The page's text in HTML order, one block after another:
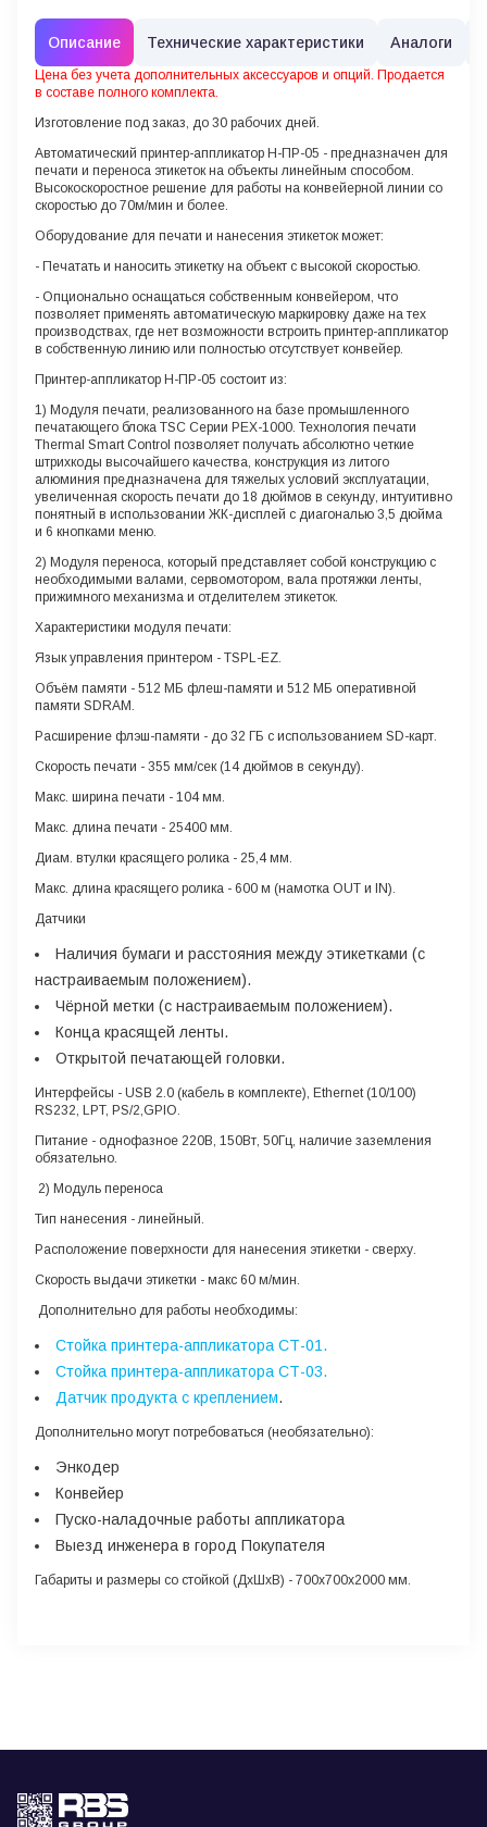
Описание Технические характеристики Аналоги
Цена без учета дополнительных аксессуаров и опций. Продается
в составе полного комплекта.
Изготовление под заказ, до 30 рабочих дней.
Автоматический принтер-аппликатор H-ПР-05 - предназначен для
печати и переноса этикеток на объекты линейным способом.
Высокоскоростное решение для работы на конвейерной линии со
скоростью до 70м/мин и более.
Оборудование для печати и нанесения этикеток может:
- Печатать и наносить этикетку на объект с высокой скоростью.
- Опционально оснащаться собственным конвейером, что
позволяет применять автоматическую маркировку даже на тех
производствах, где нет возможности встроить принтер-аппликатор
в собственную линию или полностью отсутствует конвейер.
Принтер-аппликатор H-ПР-05 состоит из:
1) Модуля печати, реализованного на базе промышленного
печатающего блока TSC Серии PEX-1000. Технология печати
Thermal Smart Control позволяет получать абсолютно четкие
штрихкоды высочайшего качества, конструкция из литого
алюминия предназначена для тяжелых условий эксплуатации,
увеличенная скорость печати до 18 дюймов в секунду, интуитивно
понятный в использовании ЖК-дисплей с диагональю 3,5 дюйма
и 6 кнопками меню.
2) Модуля переноса, который представляет собой конструкцию с
необходимыми валами, сервомотором, вала протяжки ленты,
прижимного механизма и отделителем этикеток.
Характеристики модуля печати:
Язык управления принтером - TSPL-EZ.
Объём памяти - 512 МБ флеш-памяти и 512 МБ оперативной
памяти SDRAM.
Расширение флэш-памяти - до 32 ГБ с использованием SD-карт.
Скорость печати - 355 мм/сек (14 дюймов в секунду).
Макс. ширина печати - 104 мм.
Макс. длина печати - 25400 мм.
Диам. втулки красящего ролика - 25,4 мм.
Макс. длина красящего ролика - 600 м (намотка OUT и IN).
Датчики
Наличия бумаги и расстояния между этикетками (с
настраиваемым положением).
Чёрной метки (с настраиваемым положением).
Конца красящей ленты.
Открытой печатающей головки.
Интерфейсы - USB 2.0 (кабель в комплекте), Ethernet (10/100)
RS232, LPT, PS/2,GPIO.
Питание - однофазное 220В, 150Вт, 50Гц, наличие заземления
обязательно.
2) Модуль переноса
Тип нанесения - линейный.
Расположение поверхности для нанесения этикетки - сверху.
Скорость выдачи этикетки - макс 60 м/мин.
Дополнительно для работы необходимы:
Стойка принтера-аппликатора СТ-01.
Стойка принтера-аппликатора СТ-03.
Датчик продукта с креплением.
Дополнительно могут потребоваться (необязательно):
Энкодер
Конвейер
Пуско-наладочные работы аппликатора
Выезд инженера в город Покупателя
Габариты и размеры со стойкой (ДхШхВ) - 700х700х2000 мм.